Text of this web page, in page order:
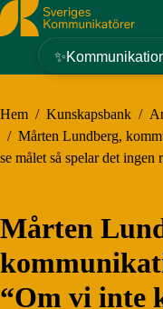
Sveriges Kommunikatörer
Hem / Kunskapsbank /
/ Mårten Lundberg,
se målet så spelar det
Mårten
“Om vi inte